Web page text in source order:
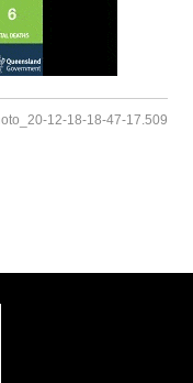
12-18-18-47-17.509